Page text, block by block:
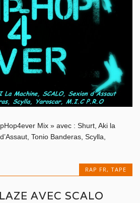
Mix » avec : Shurt, Aki la
Tonio Banderas, Scylla,
RAP FR , TAPE
AVEC SCALO